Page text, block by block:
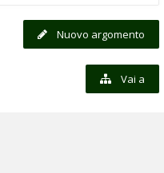
Nuovo argomento
Vai a